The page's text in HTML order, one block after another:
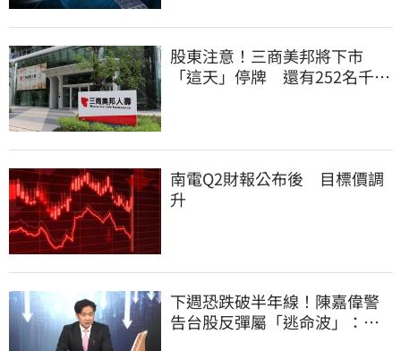
股東注意！三商美邦將下市
「這天」停牌 還有252名千張
南電Q2財報公布後 目標價調
升
下週恐跌破半年線！陳嘉偉警
告台股反彈屬「逃命波」：空